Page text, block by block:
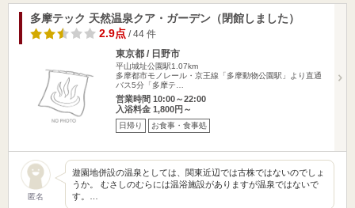
多摩テック 天然温泉クア・ガーデン（閉館しました）
2.9点 / 44 件
東京都 / 日野市
平山城址公園駅1.07km
多摩都市モノレール・京王線「多摩動物公園駅」より直通
バス5分「多摩テ…
営業時間 10:00～22:00
入浴料金 1,800円～
日帰り お食事・食事処
匿名
遊園地併設の温泉としては、関東近辺では古株ではないのでしょ
うか。 むさしのむらには温浴施設がありますが温泉ではないで
す。…